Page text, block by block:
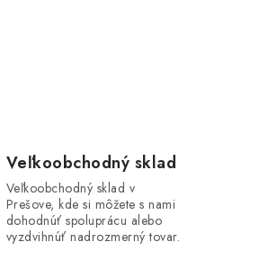
Veľkoobchodný sklad
Veľkoobchodný sklad v
Prešove, kde si môžete s nami
dohodnúť spoluprácu alebo
vyzdvihnúť nadrozmerný tovar.